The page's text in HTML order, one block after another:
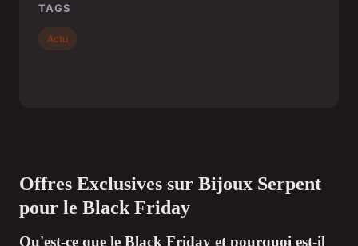
Offres Exclusives sur Bijoux Serpent
pour le Black Friday
Qu'est-ce que le Black Friday et pourquoi est-il
TAGS
Actu